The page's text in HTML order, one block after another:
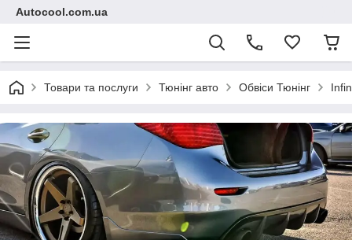
Autocool.com.ua
Товари та послуги Тюнінг авто Обвіси Тюнінг